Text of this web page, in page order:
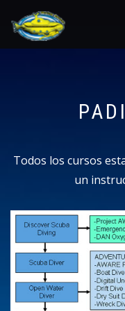
Todos los cursos
un